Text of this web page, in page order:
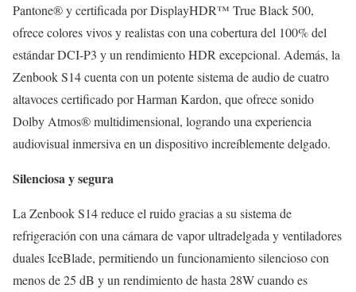
Pantone® y certificada por DisplayHDR™ True Black 500,
ofrece colores vivos y realistas con una cobertura del 100% del
estándar DCI-P3 y un rendimiento HDR excepcional. Además, la
Zenbook S14 cuenta con un potente sistema de audio de cuatro
altavoces certificado por Harman Kardon, que ofrece sonido
Dolby Atmos® multidimensional, logrando una experiencia
audiovisual inmersiva en un dispositivo increíblemente delgado.
Silenciosa y segura
La Zenbook S14 reduce el ruido gracias a su sistema de
refrigeración con una cámara de vapor ultradelgada y ventiladores
duales IceBlade, permitiendo un funcionamiento silencioso con
menos de 25 dB y un rendimiento de hasta 28W cuando es